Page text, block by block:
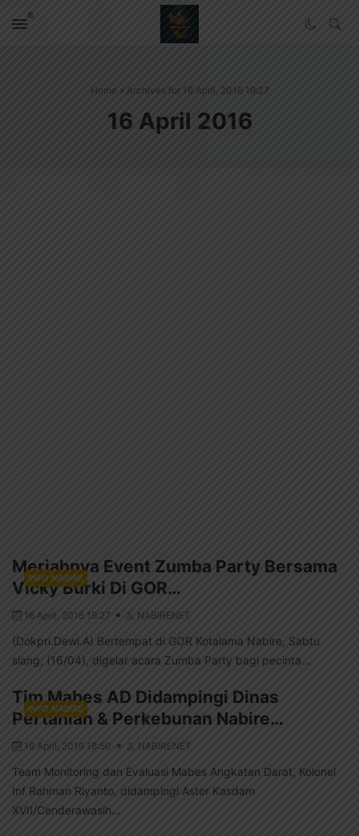
Home » Archives for 16 April, 2016 19:27
16 April 2016
INFO NABIRE
Meriahnya Event Zumba Party Bersama
Vicky Burki Di GOR…
16 April, 2016 19:27 NABIRENET
(Dokpri.Dewi.A) Bertempat di GOR Kotalama Nabire, Sabtu
siang, (16/04), digelar acara Zumba Party bagi pecinta...
INFO NABIRE
Tim Mabes AD Didampingi Dinas
Pertanian & Perkebunan Nabire…
16 April, 2016 18:50 NABIRENET
Team Monitoring dan Evaluasi Mabes Angkatan Darat, Kolonel
Inf Rahman Riyanto, didampingi Aster Kasdam
XVII/Cenderawasih...